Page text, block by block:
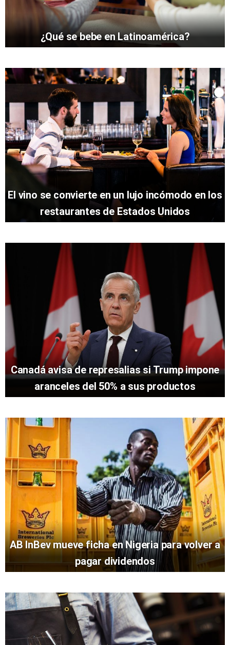
¿Qué se bebe en Latinoamérica?
El vino se convierte en un lujo incómodo en los
restaurantes de Estados Unidos
Canadá avisa de represalias si Trump impone
aranceles del 50% a sus productos
AB InBev mueve ficha en Nigeria para volver a
pagar dividendos